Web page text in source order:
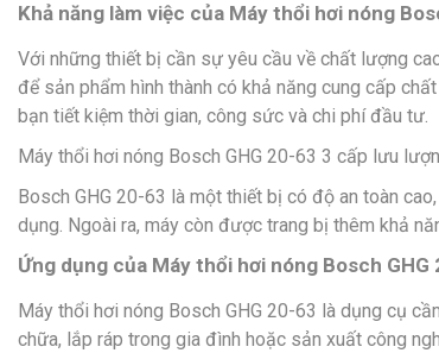
Khả năng làm việc của Máy thổi hơi nóng
Với những thiết bị cần sự yêu cầu về chất lượng
để sản phẩm hình thành có khả năng cung cấp
bạn tiết kiệm thời gian, công sức và chi phí đầu tư.
Máy thổi hơi nóng Bosch GHG 20-63 3 cấp lưu
Bosch GHG 20-63 là một thiết bị có độ an toàn
dụng. Ngoài ra, máy còn được trang bị thêm khả
Ứng dụng của Máy thổi hơi nóng Bosch GHG
Máy thổi hơi nóng Bosch GHG 20-63 là dụng cụ
chữa, lắp ráp trong gia đình hoặc sản xuất công